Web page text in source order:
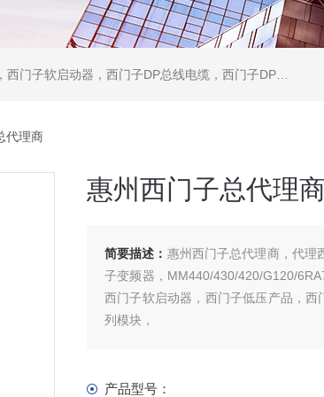
缆，西门子DP总线接头，西门子CP通讯网卡，西门子数控系统及停产备件
代理商
惠州西门子总代理商
简要描述： 惠州西门子总代理商，代理
子变频器，MM440/430/420/G120/
西门子软启动器，西门子低压产品，
列模块，
产品型号：